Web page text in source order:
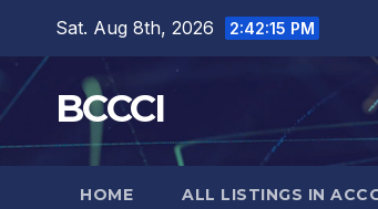
content
Sat. Aug 8th, 2026 2:42:16 PM
BCCCI
HOME ALL LISTINGS IN